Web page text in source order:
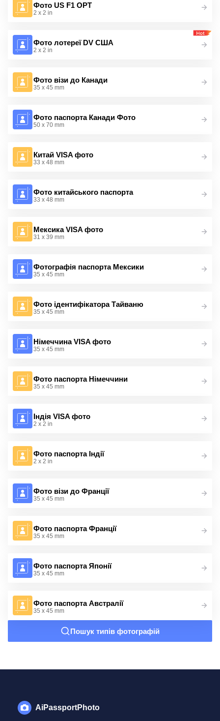
Фото US F1 OPT
2 x 2 in
Фото лотереї DV США
2 x 2 in
Фото візи до Канади
35 x 45 mm
Фото паспорта Канади Фото
50 x 70 mm
Китай VISA фото
33 x 48 mm
Фото китайського паспорта
33 x 48 mm
Мексика VISA фото
31 x 39 mm
Фотографія паспорта Мексики
35 x 45 mm
Фото ідентифікатора Тайваню
35 x 45 mm
Німеччина VISA фото
35 x 45 mm
Фото паспорта Німеччини
35 x 45 mm
Індія VISA фото
2 x 2 in
Фото паспорта Індії
2 x 2 in
Фото візи до Франції
35 x 45 mm
Фото паспорта Франції
35 x 45 mm
Фото паспорта Японії
35 x 45 mm
Фото паспорта Австралії
35 x 45 mm
Пошук типів фотографій
AiPassportPhoto